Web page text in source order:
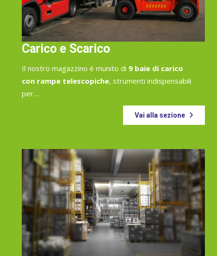
Carico e Scarico
Il nostro magazzino è munito di 9 baie di carico
con rampe telescopiche, strumenti indispensabili
per…
Vai alla sezione